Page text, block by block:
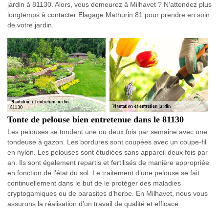
jardin à 81130. Alors, vous demeurez à Milhavet ? N’attendez plus
longtemps à contacter Elagage Mathurin 81 pour prendre en soin
de votre jardin.
Tonte de pelouse bien entretenue dans le 81130
Les pelouses se tondent une ou deux fois par semaine avec une
tondeuse à gazon. Les bordures sont coupées avec un coupe-fil
en nylon. Les pelouses sont étudiées sans appareil deux fois par
an. Ils sont également repartis et fertilisés de manière appropriée
en fonction de l’état du sol. Le traitement d’une pelouse se fait
continuellement dans le but de le protéger des maladies
cryptogamiques ou de parasites d’herbe. En Milhavet, nous vous
assurons la réalisation d’un travail de qualité et efficace.